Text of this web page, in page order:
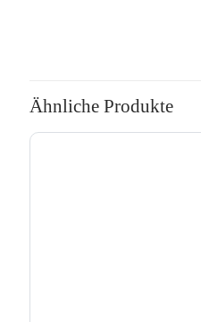
Ähnliche Produkte